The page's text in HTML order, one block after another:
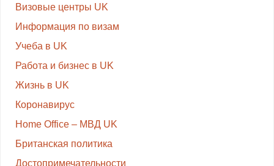
Визовые центры UK
Информация по визам
Учеба в UK
Работа и бизнес в UK
Жизнь в UK
Коронавирус
Home Office – МВД UK
Британская политика
Достопримечательности